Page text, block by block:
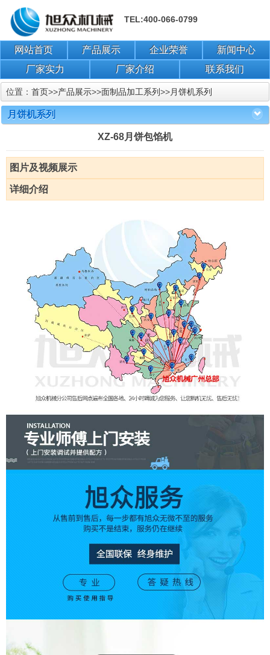
TEL:400-066-0799
网站首页 产品展示 企业荣誉
新闻中心
厂家实力
厂家介绍 联系我们
位置： 首页>>产品展示>>面制品加工系列>>月饼机系列
月饼机系列
XZ-68月饼包馅机
图片及视频展示
详细介绍